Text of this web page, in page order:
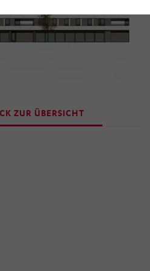
Sie im Anschluss auf
klicken. Über die dortige
ZUR ÜBERSICHT